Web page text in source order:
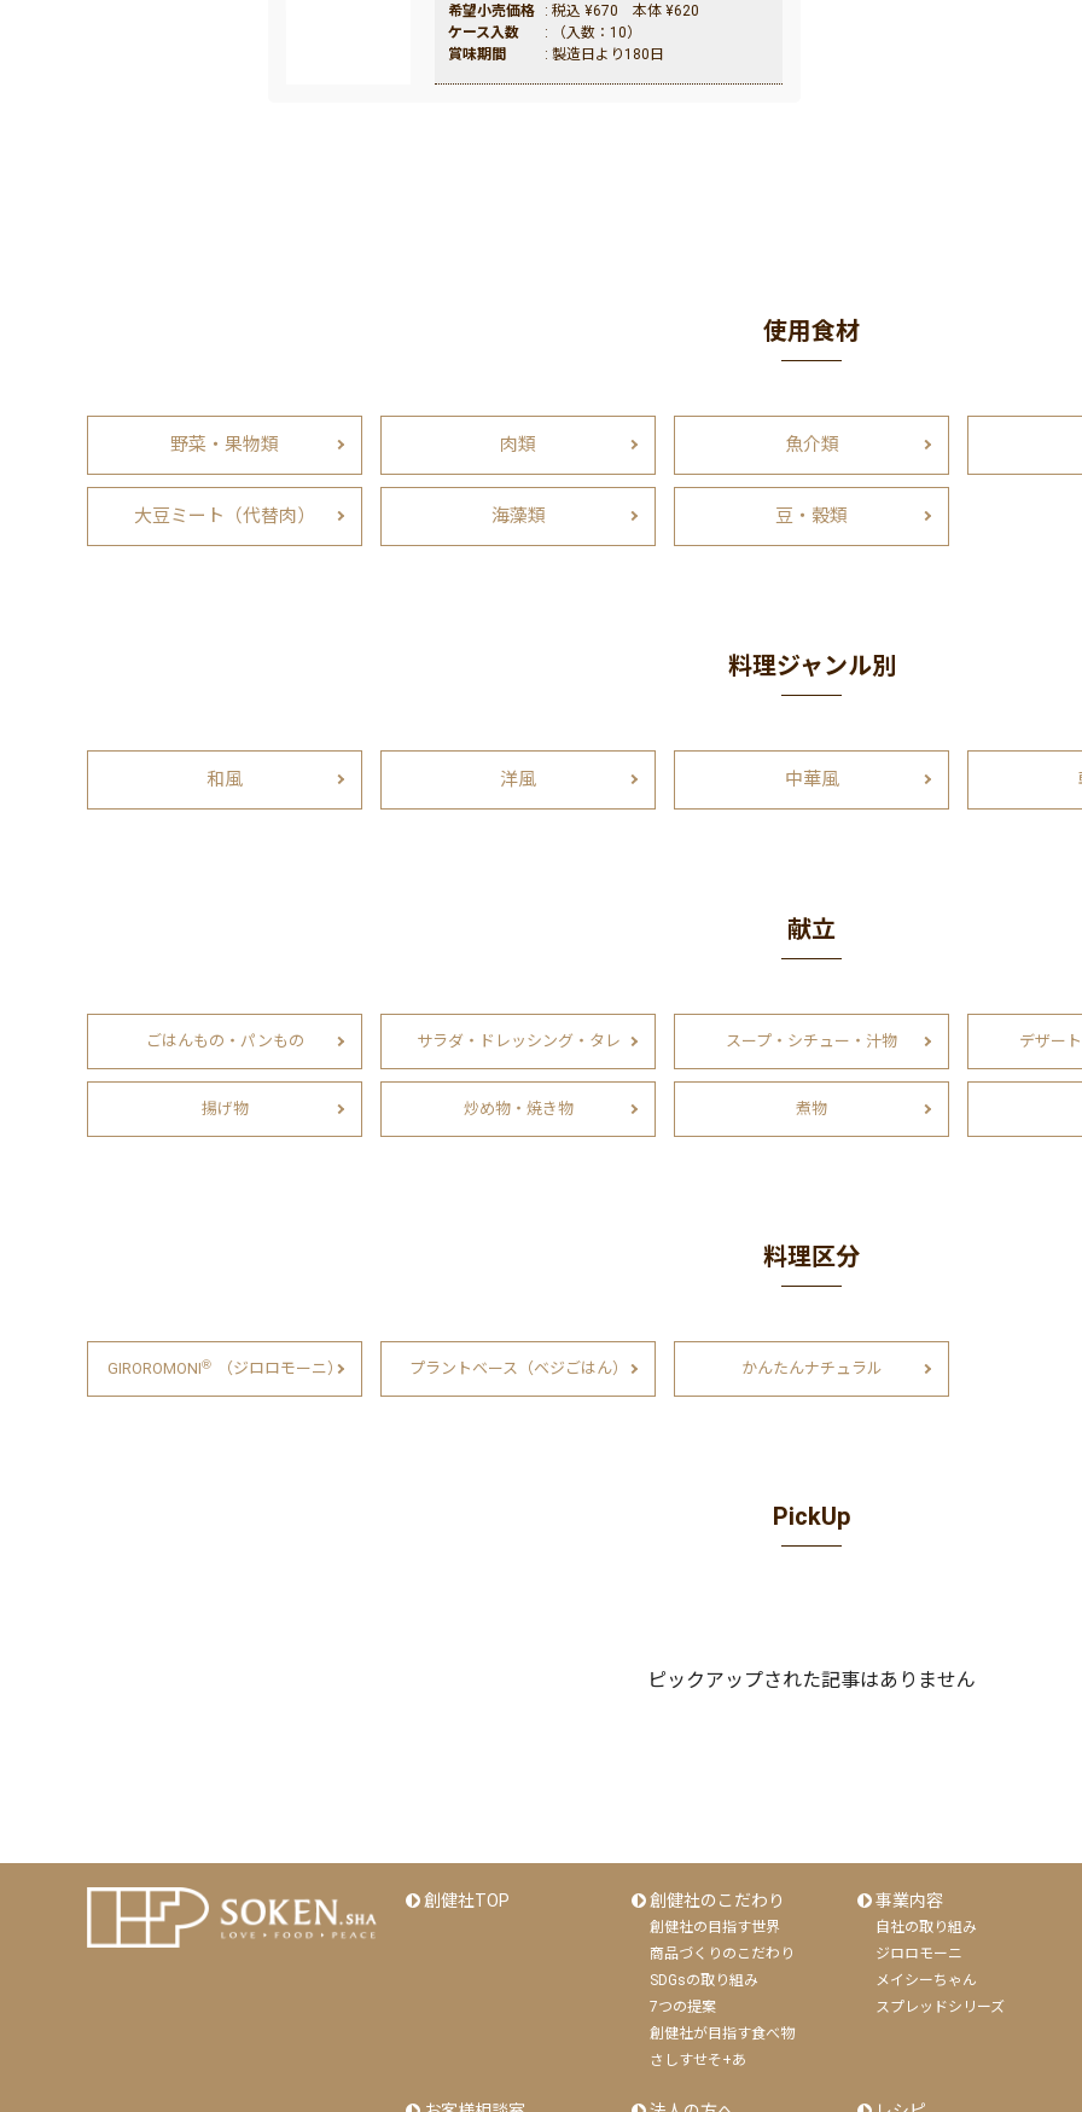
希望小売価格
: 税込 ¥670 本体 ¥620
ケース入数
: （入数：10）
賞味期間
: 製造日より180日
使用食材
野菜・果物類 肉類 魚介類
大豆ミート（代替肉） 海藻類 豆・穀類
料理ジャンル別
和風 洋風 中華風
献立
ごはんもの・パンもの サラダ・ドレッシング・タレ スープ・シチュー・汁物 デザー
揚げ物 炒め物・焼き物 煮物
料理区分
GIROROMONIⓇ （ジロロモーニ） プラントベース（ベジごはん） かんたんナチュラル
PickUp
ピックアップされた記事はありません
創健社TOP 創健社のこだわり
創健社の目指す世界
商品づくりのこだわり
SDGsの取り組み
7つの提案
創健社が目指す食べ物
さしすせそ+あ
事業内容
自社の取り組み
ジロロモーニ
メイシーちゃん
スプレッドシリーズ